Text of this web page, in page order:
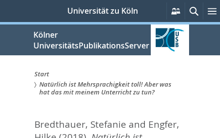
springen
Universität zu Köln
Services
Kölner
UniversitätsPublikationsServer
Sie
hier:
Start
Natürlich ist Mehrsprachigkeit toll! Aber was
hat das mit meinem Unterricht zu tun?
Bredthauer, Stefanie and Engfer,